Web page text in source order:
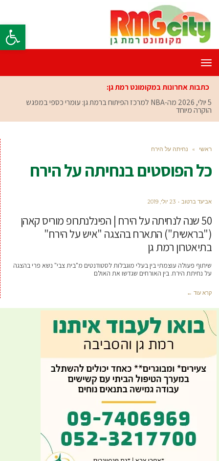
פתח
תפריט
כתבות אחרונות במקומונט רמת גן:
5 יולי, 2026
מה-NBA למרכז הפיתוח ברמת גן: עומרי כספי במפגש
הוקרה מיוחד
ראשי » נחיתה על הירח
כל הפוסטים בנחיתה על הירח
אביעד ברטוב 23 יולי, 2019
50 שנה לנחיתה על הירח | הפינלנתרופ מוריס קאהן
("בראשית") התארח בהצגה "איש על הירח"
בתיאטרון רמת גן
שיתוף פעולה עוצמתי בין בעלי מוגבלות לסטודנטים מ"בית צבי" נשא פרי בהצגה
על נחיתת הירח. בין האורחים שגדשו את האולם
קרא עוד ←